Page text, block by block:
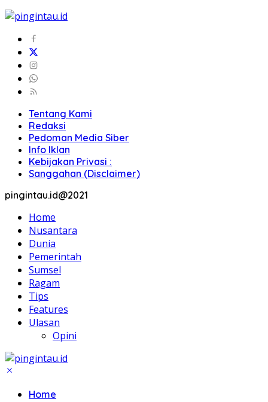
Tentang Kami
Redaksi
Pedoman Media Siber
Info Iklan
Kebijakan Privasi :
Sanggahan (Disclaimer)
pingintau.id@2021
Home
Nusantara
Dunia
Pemerintah
Sumsel
Ragam
Tips
Features
Ulasan
Opini
Home